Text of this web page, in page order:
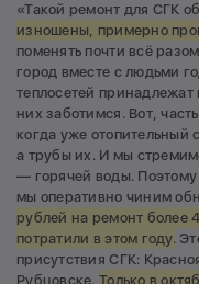
«Такой ремонт для СГК
изношены, примерно
поменять почти всё
город вместе с людьми
теплосетей
них заботимся. Вот,
когда уже отопительный
а трубы их. И мы
— горячей воды. Поэтому
мы оперативно чиним
рублей на ремонт более
потратили в этом году.
присутствия СГК:
Рубцовске. Только в